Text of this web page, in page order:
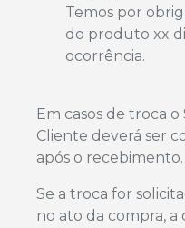
Temos por
do produto xx
ocorrência.
Em casos de troca
Cliente deverá ser
após o recebimento.
Se a troca for
no ato da compra,